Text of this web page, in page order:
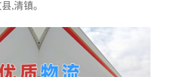
,清镇。